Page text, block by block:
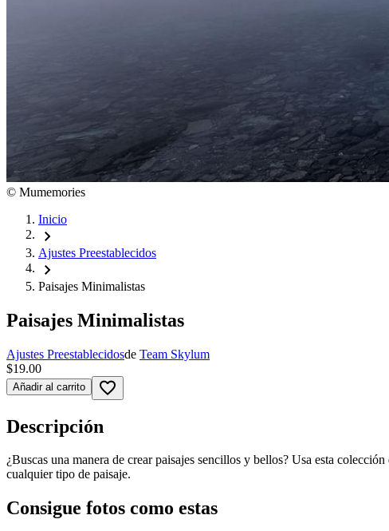
© Mumemories
Inicio
chevron_right
Ajustes Preestablecidos
chevron_right
Paisajes Minimalistas
Paisajes Minimalistas
Ajustes Preestablecidosde Team Skylum
$19.00
Añadir al carrito favorite_border
Descripción
¿Buscas una manera de crear paisajes sencillos y bellos? Usa esta
cualquier tipo de paisaje.
Consigue fotos como estas